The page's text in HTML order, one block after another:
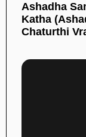
Ashadha
Katha
Chaturthi